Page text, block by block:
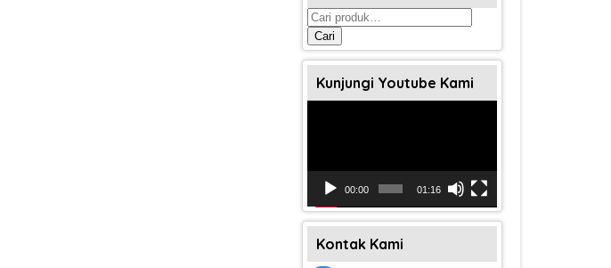
Pencarian
untuk:
Cari
Kunjungi Youtube Kami
00:00 01:16
Kontak Kami